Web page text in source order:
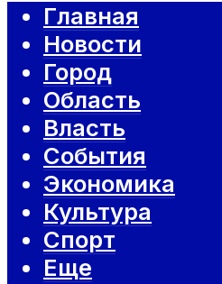
Главная
Новости
Город
Область
Власть
События
Экономика
Культура
Спорт
Еще